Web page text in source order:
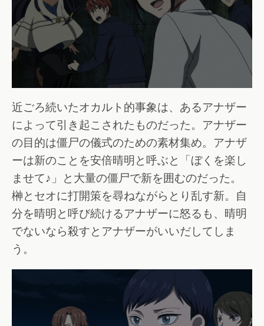
近ごろ続いたオカルト的事象は、あるアナザー
によって引き起こされたものだった。アナザー
の目的は僵尸の儀式のための素材集め。アナザ
ーは新のことを安倍晴明と呼ぶと「ぼくを楽し
ませて♪」と大量の僵尸で新を囲むのだった。
榊とセオに打開策を尋ねながらとり乱す新。自
分を晴明と呼び続けるアナザーに怒るも、晴明
でないなら殺すとアナザーがいいだしてしま
う。